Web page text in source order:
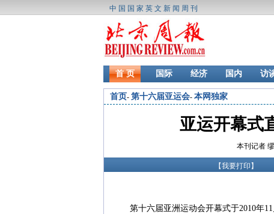
中国国家英文新闻周刊
首 页 国际 经济 国内 访
首页- 第十六届亚运会- 本网独家
亚运开幕式
本刊记者
【我要打印 】
第十六届亚洲运动会开幕式于2010年11